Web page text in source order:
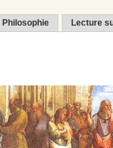
Philosophie Lecture